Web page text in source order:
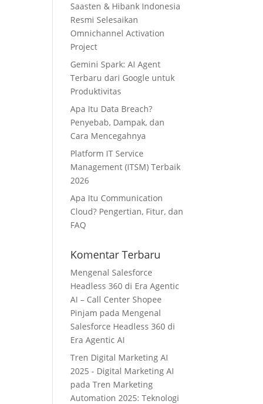
Saasten & Hibank Indonesia
Resmi Selesaikan
Omnichannel Activation
Project
Gemini Spark: AI Agent
Terbaru dari Google untuk
Produktivitas
Apa Itu Data Breach?
Penyebab, Dampak, dan
Cara Mencegahnya
Platform IT Service
Management (ITSM) Terbaik
2026
Apa Itu Communication
Cloud? Pengertian, Fitur, dan
FAQ
Komentar Terbaru
Mengenal Salesforce
Headless 360 di Era Agentic
AI – Call Center Shopee
Pinjam pada Mengenal
Salesforce Headless 360 di
Era Agentic AI
Tren Digital Marketing AI
2025 - Digital Marketing AI
padaTren Marketing
Automation 2025: Teknologi